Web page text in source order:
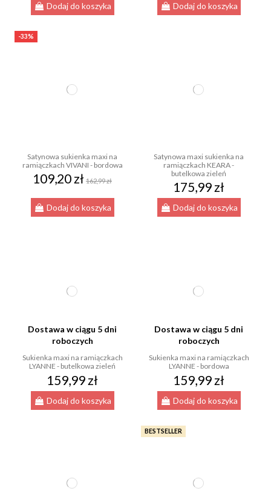
Dodaj do koszyka Dodaj do koszyka
-33%
Satynowa sukienka maxi na
ramiączkach VIVANI - bordowa
109,20 zł 162,99 zł
Dodaj do koszyka
Satynowa maxi sukienka na
ramiączkach KEARA -
butelkowa zieleń
175,99 zł
Dodaj do koszyka
Dostawa w ciągu 5 dni
roboczych
Sukienka maxi na ramiączkach
LYANNE - butelkowa zieleń
159,99 zł
Dodaj do koszyka
Dostawa w ciągu 5 dni
roboczych
Sukienka maxi na ramiączkach
LYANNE - bordowa
159,99 zł
Dodaj do koszyka
BESTSELLER